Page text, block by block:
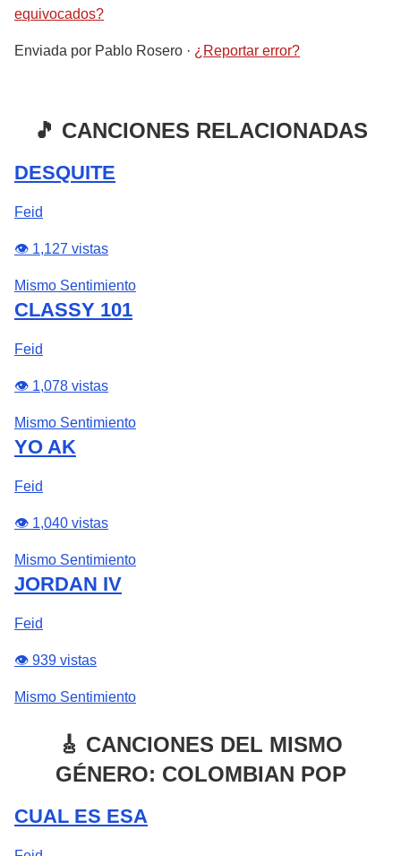
equivocados?
Enviada por Pablo Rosero · ¿Reportar error?
🎵 CANCIONES RELACIONADAS
DESQUITE
Feid
👁️ 1,127 vistas
Mismo Sentimiento
CLASSY 101
Feid
👁️ 1,078 vistas
Mismo Sentimiento
YO AK
Feid
👁️ 1,040 vistas
Mismo Sentimiento
JORDAN IV
Feid
👁️ 939 vistas
Mismo Sentimiento
🎸 CANCIONES DEL MISMO
GÉNERO: COLOMBIAN POP
CUAL ES ESA